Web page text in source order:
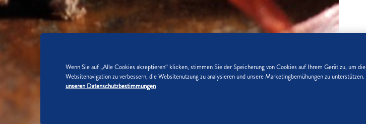
Wenn Sie auf „Alle Cookies akzeptieren“ klicken, stimmen Sie der Speicherung von Cookies auf Ihrem Gerät zu, um die
Websitenavigation zu verbessern, die Websitenutzung zu analysieren und unsere Marketingbemühungen zu unterstützen.
unseren Datenschutzbestimmungen